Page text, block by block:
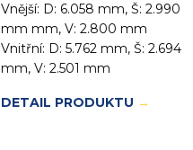
Vnější: D: 6.058 mm, Š: 2.990
mm mm, V: 2.800 mm
Vnitřní: D: 5.762 mm, Š: 2.694
mm, V: 2.501 mm
DETAIL PRODUKTU →